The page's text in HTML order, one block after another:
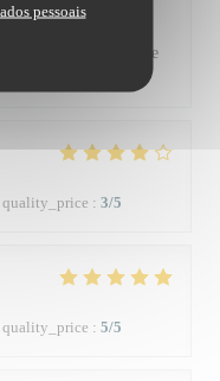
pessoais
nous a
recommandons à notre
quality_price : 3/5
quality_price : 5/5